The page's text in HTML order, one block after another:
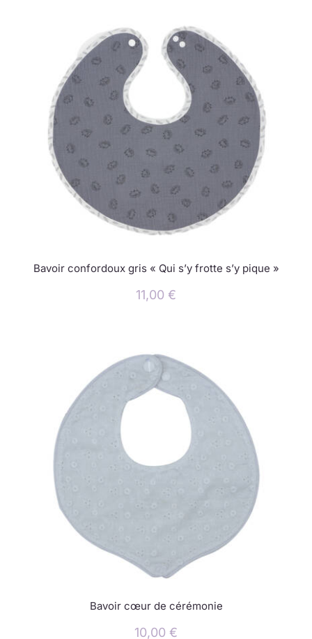
Bavoir confordoux gris « Qui s’y frotte s’y pique »
11,00 €
Bavoir cœur de cérémonie
10,00 €